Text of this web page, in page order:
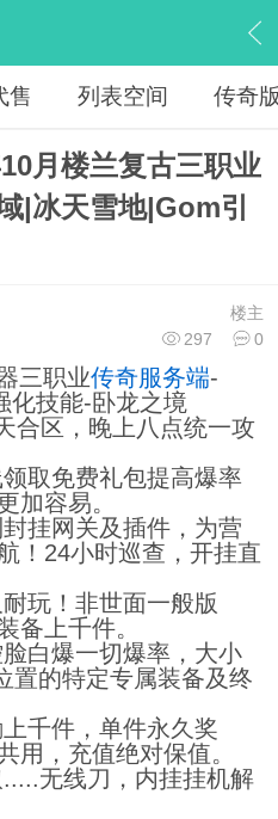
本免费下载 › 内容
售 列表空间 传奇
月楼兰复古三职业
|冰天雪地|Gom引
楼主
297
0
三职业传奇服务端-
化技能-卧龙之境
合区，晚上八点统一攻
取免费礼包提高爆率
加容易。
挂网关及插件，为营
！24小时巡查，开挂直
玩！非世面一般版
备上千件。
白爆一切爆率，大小
置的特定专属装备及终
千件，单件永久奖
用，充值绝对保值。
.....无线刀，内挂挂机解